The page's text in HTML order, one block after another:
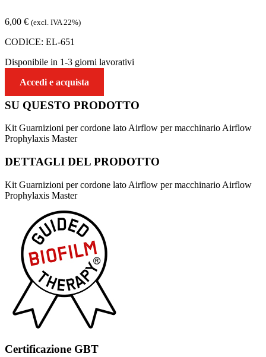
6,00 € (excl. IVA 22%)
CODICE: EL-651
Disponibile in 1-3 giorni lavorativi
Accedi e acquista
SU QUESTO PRODOTTO
Kit Guarnizioni per cordone lato Airflow per macchinario Airflow
Prophylaxis Master
DETTAGLI DEL PRODOTTO
Kit Guarnizioni per cordone lato Airflow per macchinario Airflow
Prophylaxis Master
Certificazione GBT